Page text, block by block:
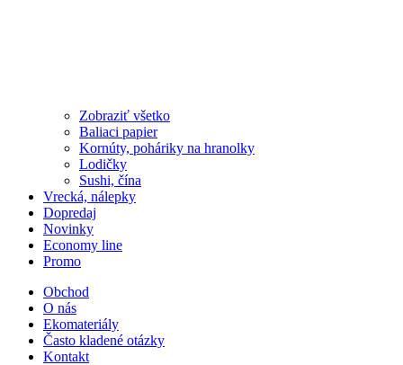
Zobraziť všetko
Baliaci papier
Kornúty, poháriky na hranolky
Lodičky
Sushi, čína
Vrecká, nálepky
Dopredaj
Novinky
Economy line
Promo
Obchod
O nás
Ekomateriály
Často kladené otázky
Kontakt